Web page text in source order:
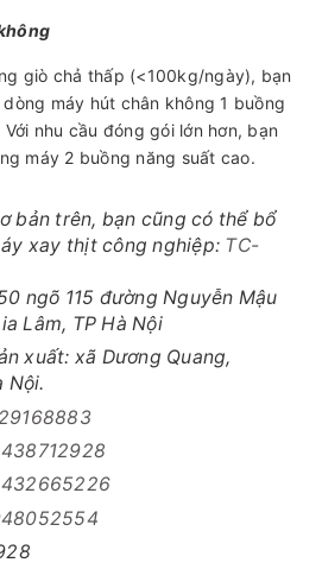
giò chả thấp (<100kg/ngày), bạn
máy hút chân không 1 buồng
nhu cầu đóng gói lớn hơn, bạn
máy 2 buồng năng suất cao.
bản trên, bạn cũng có thể bổ
xay thịt công nghiệp: TC-
ngõ 115 đường Nguyễn Mậu
Lâm, TP Hà Nội
xuất: xã Dương Quang,
Nội.